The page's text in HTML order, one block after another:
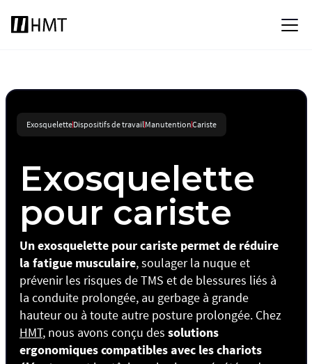
ExosqueletteDispositifs de travailManutentionCariste
Exosquelette
pour cariste
Un exosquelette pour cariste permet de réduire
la fatigue musculaire, soulager la nuque et
prévenir les risques de TMS et de blessures liés à
la conduite prolongée, au gerbage à grande
hauteur ou à toute autre posture prolongée. Chez
HMT, nous avons conçu des solutions
ergonomiques compatibles avec les chariots